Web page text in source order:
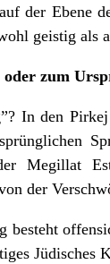
der Ebene
geistig als
zum
In den
Megillat
der
besteht
Jüdisches